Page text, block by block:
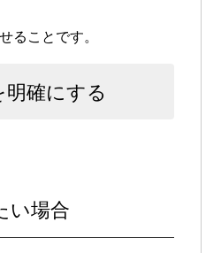
ることです。
確にする
い場合